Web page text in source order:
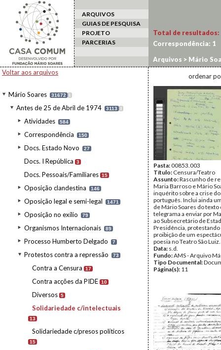
ARQUIVOS
GUIAS DE PESQUISA
PROJETO
PARCERIAS
Voltar aos arquivos
Mário Soares 31672 I
Antes de 25 de Abril de 1974 3113 I
Atividades 584
Correspondência 150
Docs. Estado Novo 27
Docs. I República 3
Docs. Pessoais/Familiares 15
Oposição clandestina 146
Oposição legal e semi-legal 1471
Oposição no exílio 79
Organismos Internacionais 89
Processo Humberto Delgado 7
Protestos contra a repressão 73
Contra a Censura 17
Contra acções da PIDE 10
Diversos 5
Solidariedade c/intelectuais
13
Solidariedade c/presos políticos
15
Total de resultados:
Correspondência: 1
Arquivos > Mário
c/intelectuais
ordenar
Pasta:00853.003
Título: Censura/Teatro
Assunto:Rascunho de
Maria Barroso e Mário
inquérito sobre a crise
português. Inclui ainda
de Mário Soares do texto
telegrama a enviar por
ao Subsecretário de
Presidência, protestando
proibição de um
poesia no Teatro São Luiz.
Data: s.d.
Fundo:AMS - Arquivo
Tipo Documental:
Página(s): 11